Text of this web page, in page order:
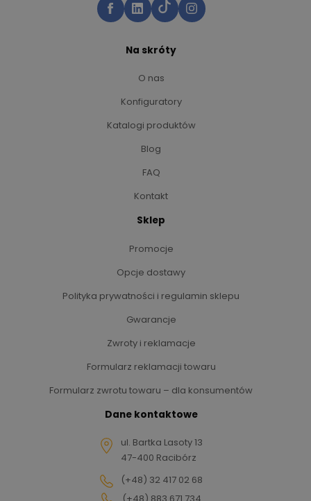
Na skróty
O nas
Konfiguratory
Katalogi produktów
Blog
FAQ
Kontakt
Sklep
Promocje
Opcje dostawy
Polityka prywatności i regulamin sklepu
Gwarancje
Zwroty i reklamacje
Formularz reklamacji towaru
Formularz zwrotu towaru – dla konsumentów
Dane kontaktowe
ul. Bartka Lasoty 13
47-400 Racibórz
(+48) 32 417 02 68
(+48) 883 671 734